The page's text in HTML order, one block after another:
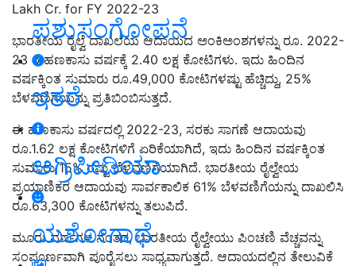
ಪಶುಸಂಗೋಪನೆ
ಇತರೆ
ಅಗ್ರಿಪೀಡಿಯಾ
ಯಶೋಗಾಥೆ
Lakh Cr. for FY 2022-23
ಭಾರತೀಯ ರೈಲ್ವೆ ದಾಖಲೆಯ ಆದಾಯದ ಅಂಕಿಅಂಶಗಳನ್ನು ರೂ. 2022-
23 ರ ಹಣಕಾಸು ವರ್ಷಕ್ಕೆ 2.40 ಲಕ್ಷ ಕೋಟಿಗಳು. ಇದು ಹಿಂದಿನ
ವರ್ಷಕ್ಕಿಂತ ಸುಮಾರು ರೂ.49,000 ಕೋಟಿಗಳಷ್ಟು ಹೆಚ್ಚಿದ್ದು, 25%
ಬೆಳವಣಿಗೆಯನ್ನು ಪ್ರತಿಬಿಂಬಿಸುತ್ತದೆ.
ಈ ಹಣಕಾಸು ವರ್ಷದಲ್ಲಿ 2022-23, ಸರಕು ಸಾಗಣೆ ಆದಾಯವು
ರೂ.1.62 ಲಕ್ಷ ಕೋಟಿಗಳಿಗೆ ಏರಿಕೆಯಾಗಿದೆ, ಇದು ಹಿಂದಿನ ವರ್ಷಕ್ಕಿಂತ
ಸುಮಾರು 15% ರಷ್ಟು ಬೆಳವಣಿಗೆಯಾಗಿದೆ. ಭಾರತೀಯ ರೈಲ್ವೇಯ
ಪ್ರಯಾಣಿಕರ ಆದಾಯವು ಸಾರ್ವಕಾಲಿಕ 61% ಬೆಳವಣಿಗೆಯನ್ನು ದಾಖಲಿಸಿ
ರೂ.63,300 ಕೋಟಿಗಳನ್ನು ತಲುಪಿದೆ.
ಮೂರು ವರ್ಷಗಳ ನಂತರ, ಭಾರತೀಯ ರೈಲ್ವೇಯು ಪಿಂಚಣಿ ವೆಚ್ಚವನ್ನು
ಸಂಪೂರ್ಣವಾಗಿ ಪೂರೈಸಲು ಸಾಧ್ಯವಾಗುತ್ತದೆ. ಆದಾಯದಲ್ಲಿನ ತೇಲುವಿಕೆ